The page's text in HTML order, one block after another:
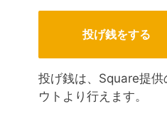
投げ銭をする
投げ銭は、Square提
ウトより行えます。